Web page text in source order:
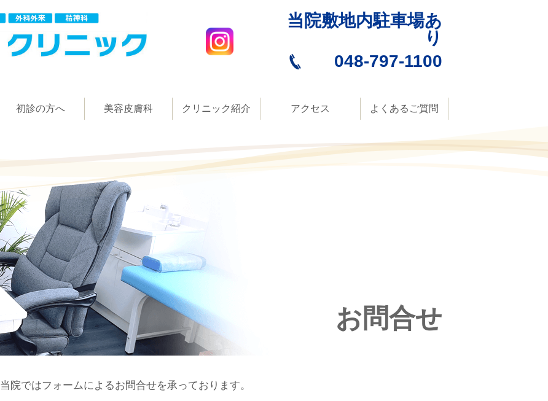
当院敷地内駐車場あ
り
048-797-1100
初診の方へ 美容皮膚科 クリニック紹介 アクセス よくあるご質問
お問合せ
当院ではフォームによるお問合せを承っております。